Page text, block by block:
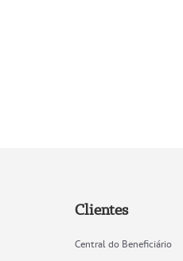
Clientes
Central do Beneficiário